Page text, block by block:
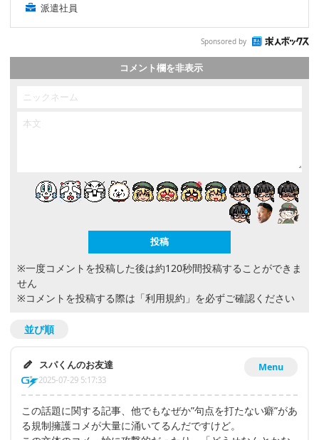
派遣社員
Sponsored by
コメント欄を非表示
※一度コメントを投稿した後は約120秒間投稿することができま
せん
※コメントを投稿する際は 「利用規約」 を必ずご確認ください
並び順
Menu
スパくんのお友達
2025-07-29 5:17:33
この話題に関する記事、他でもなぜか”句点を打たない癖”があ
る規制擁護コメが大量に涌いてるんだですけど。